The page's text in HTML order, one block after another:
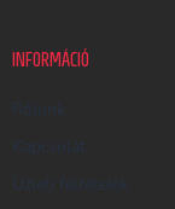
INFORMÁCIÓ
Rólunk
Kapcsolat
Üzleti feltételek